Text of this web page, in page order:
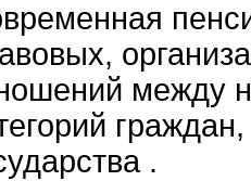
между
.